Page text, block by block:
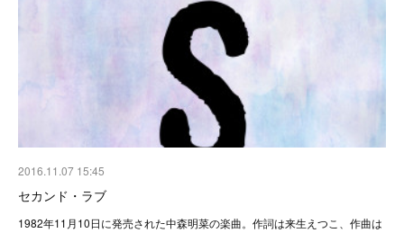
2016.11.07 15:45
セカンド・ラブ
1982年11月10日に発売された中森明菜の楽曲。作詞は来生えつこ、作曲は